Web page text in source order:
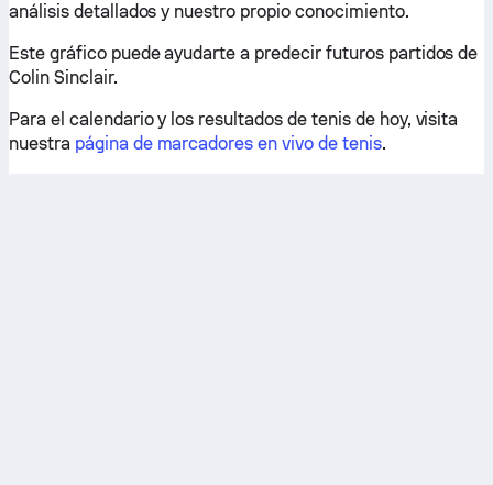
análisis detallados y nuestro propio conocimiento.
Este gráfico puede ayudarte a predecir futuros partidos de
Colin Sinclair.
Para el calendario y los resultados de tenis de hoy, visita
nuestra página de marcadores en vivo de tenis.